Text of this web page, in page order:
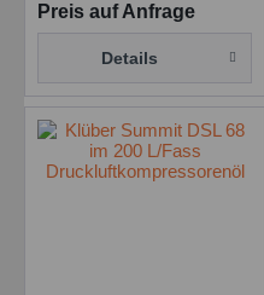
Preis auf Anfrage
Details